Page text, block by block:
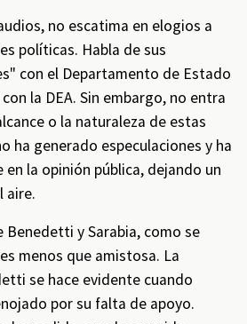
no escatima en elogios a
políticas. Habla de sus
con el Departamento de Estado
la DEA. Sin embargo, no entra
o la naturaleza de estas
ha generado especulaciones y ha
la opinión pública, dejando un
aire.
Benedetti y Sarabia, como se
menos que amistosa. La
se hace evidente cuando
por su falta de apoyo.